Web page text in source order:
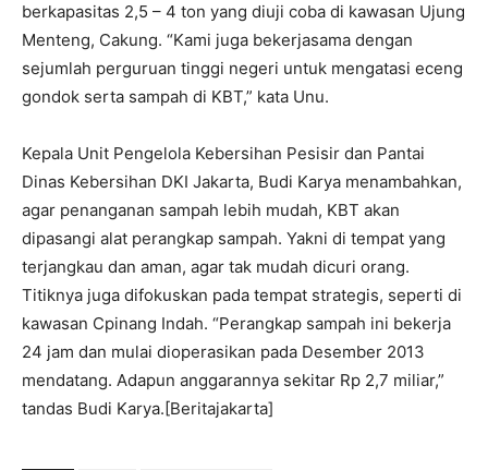
berkapasitas 2,5 – 4 ton yang diuji coba di kawasan Ujung
Menteng, Cakung. “Kami juga bekerjasama dengan
sejumlah perguruan tinggi negeri untuk mengatasi eceng
gondok serta sampah di KBT,” kata Unu.
Kepala Unit Pengelola Kebersihan Pesisir dan Pantai
Dinas Kebersihan DKI Jakarta, Budi Karya menambahkan,
agar penanganan sampah lebih mudah, KBT akan
dipasangi alat perangkap sampah. Yakni di tempat yang
terjangkau dan aman, agar tak mudah dicuri orang.
Titiknya juga difokuskan pada tempat strategis, seperti di
kawasan Cpinang Indah. “Perangkap sampah ini bekerja
24 jam dan mulai dioperasikan pada Desember 2013
mendatang. Adapun anggarannya sekitar Rp 2,7 miliar,”
tandas Budi Karya.[Beritajakarta]